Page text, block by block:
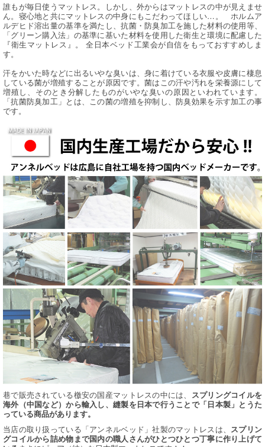
誰もが毎日使うマットレス。しかし、外からはマットレスの中が見えませ
ん。寝心地と共にマットレスの中身にもこだわってほしい…。 ホルムア
ルデヒド溶出量の基準を満たし、抗菌・防臭加工を施した材料の使用等、
「グリーン購入法」の基準に基いた材料を使用した衛生と環境に配慮した
『衛生マットレス』。 全日本ベッド工業会が自信をもっておすすめしま
す。
汗をかいた時などに出るいやな臭いは、身に着けている衣服や皮膚に棲息
している菌が増殖することが原因です。菌はこの汗や汚れを栄養源にして
増殖し、そのとき分解したものがいやな臭いの原因といわれています。
「抗菌防臭加工」とは、この菌の増殖を抑制し、防臭効果を示す加工の事
です。
巷で販売されている檄安の国産マットレスの中には、 スプリングコイルを
海外（中国など）から輸入し、縫製を日本で行うことで「日本製」とうた
っている商品があります。
当店の取り扱っている「アンネルベッド」社製のマットレスは、 スプリン
グコイルから詰め物まで国内の職人さんがひとつひとつ丁寧に作り上げて